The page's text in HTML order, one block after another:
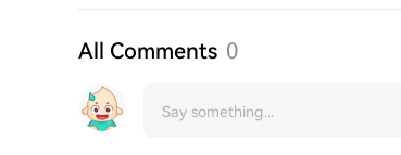
All Comments 0